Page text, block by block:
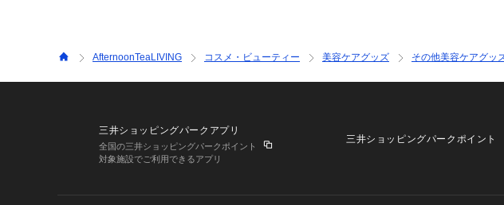
AfternoonTeaLIVING コスメ・ビューティー 美容ケアグッズ その他美容ケアグッ
三井ショッピングパークアプリ
全国の三井ショッピングパークポイント
対象施設でご利用できるアプリ
三井ショッピングパークポイント